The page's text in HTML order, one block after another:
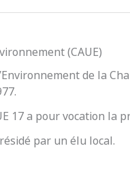
(CAUE)
de la
17 a pour vocation
par un élu local.